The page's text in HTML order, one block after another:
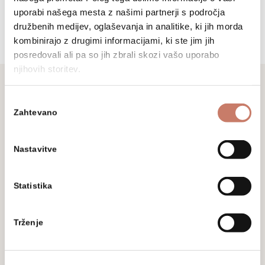
uporabi našega mesta z našimi partnerji s področja
družbenih medijev, oglaševanja in analitike, ki jih morda
kombinirajo z drugimi informacijami, ki ste jim jih
posredovali ali pa so jih zbrali skozi vašo uporabo
njihovih storitev.
soglasja
Zahtevano
Nastavitve
Statistika
Trženje
Ne zamudite
Prijavite se na naše novice in sledite
razstavam.